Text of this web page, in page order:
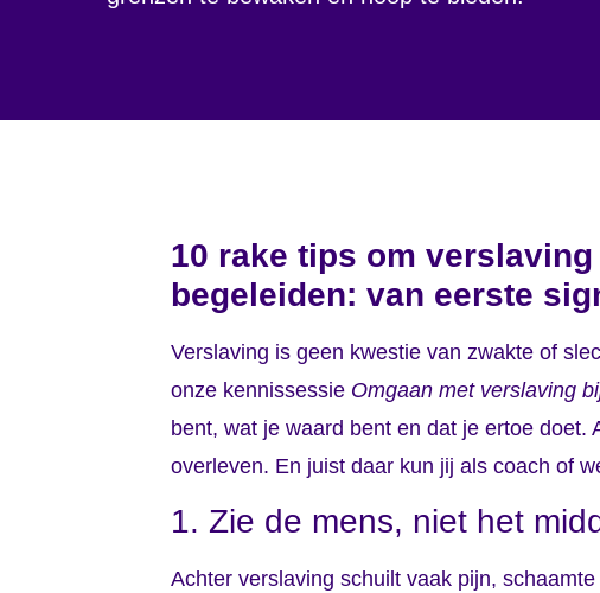
10 rake tips om
begeleiden: van eerste
Verslaving is geen kwestie van zwakte of
onze kennissessie Omgaan met verslaving
bent, wat je waard bent en dat je ertoe
overleven. En juist daar kun jij als coach of
1. Zie de mens, niet het
Achter verslaving schuilt vaak pijn,